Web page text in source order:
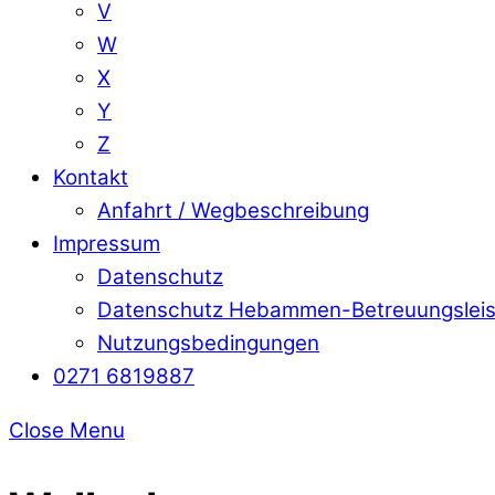
V
W
X
Y
Z
Kontakt
Anfahrt / Wegbeschreibung
Impressum
Datenschutz
Datenschutz Hebammen-
Nutzungsbedingungen
0271 6819887
Close Menu